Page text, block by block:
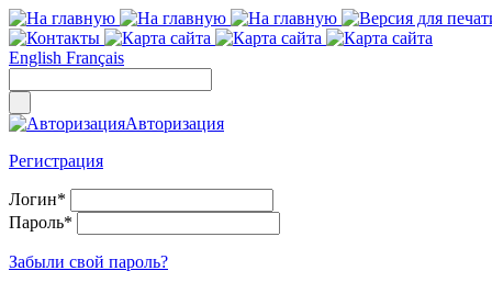
English Français
Авторизация
Регистрация
Логин*
Пароль*
Забыли свой пароль?